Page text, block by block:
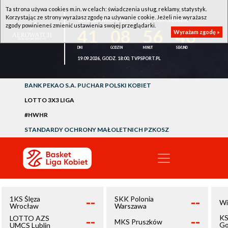
1KS ŚLĘZA WROCŁAW - LOTTO AZS UMCS LUBLIN
40
19.09.2026, GODZ. 18:00, TVPSPORT.PL
BANK PEKAO S.A. PUCHAR POLSKI KOBIET
LOTTO 3X3 LIGA
#HWHR
STANDARDY OCHRONY MAŁOLETNICH PZKOSZ
1KS Ślęza
Wrocław
--
LOTTO AZS
UMCS Lublin
--
SKK Polonia
Warszawa
--
MKS Pruszków --
Ta strona używa cookies m.in. w celach: świadczenia usług, reklamy, statystyk.
Korzystając ze strony wyrażasz zgodę na używanie cookie. Jeżeli nie wyrażasz
zgody powinieneś zmienić ustawienia swojej przeglądarki.
Wyrażam zgodę »